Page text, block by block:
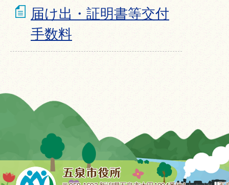
届け出・証明書等交付
手数料